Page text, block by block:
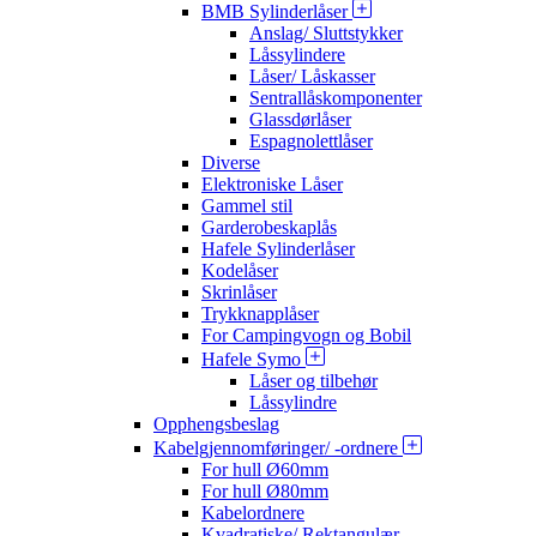
BMB Sylinderlåser
Anslag/ Sluttstykker
Låssylindere
Låser/ Låskasser
Sentrallåskomponenter
Glassdørlåser
Espagnolettlåser
Diverse
Elektroniske Låser
Gammel stil
Garderobeskaplås
Hafele Sylinderlåser
Kodelåser
Skrinlåser
Trykknapplåser
For Campingvogn og Bobil
Hafele Symo
Låser og tilbehør
Låssylindre
Opphengsbeslag
Kabelgjennomføringer/ -ordnere
For hull Ø60mm
For hull Ø80mm
Kabelordnere